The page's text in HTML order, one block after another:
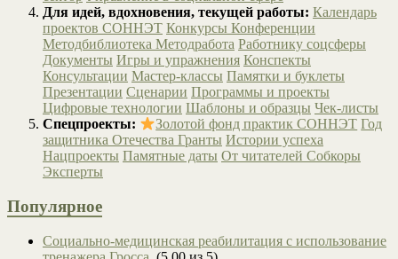
Для идей, вдохновения, текущей работы: Календарь
проектов СОННЭТ Конкурсы Конференции
Методбиблиотека Методработа Работнику соцсферы
Документы Игры и упражнения Конспекты
Консультации Мастер-классы Памятки и буклеты
Презентации Сценарии Программы и проекты
Цифровые технологии Шаблоны и образцы Чек-листы
Спецпроекты:
Золотой фонд практик СОННЭТ Год
защитника Отечества Гранты Истории успеха
Нацпроекты Памятные даты От читателей Собкоры
Эксперты
Популярное
Социально-медицинская реабилитация с использование